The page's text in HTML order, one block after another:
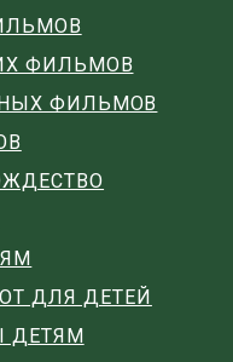
ФИЛЬМОВ
ФИЛЬМОВ
ДЛЯ ДЕТЕЙ
ДЕТЯМ